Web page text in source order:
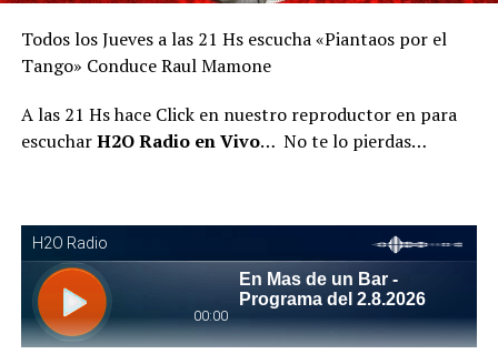
Todos los Jueves a las 21 Hs escucha «Piantaos por el
Tango» Conduce Raul Mamone
A las 21 Hs hace Click en nuestro reproductor en para
escucharH2O Radio en Vivo… No te lo pierdas…